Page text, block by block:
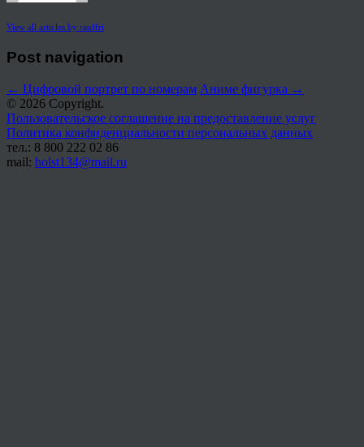
View all articles by rauffri
Post navigation
← Цифровой портрет по номерам Аниме фигурка →
© 2026 Copyright.
Пользовательское соглашение на предоставление услуг
Политика конфиденциальности персональных данных
тел.: 8 800 222 02 86
mail: holst134@mail.ru